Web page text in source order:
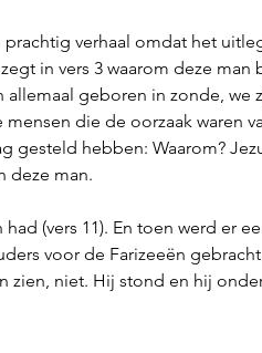
verhaal omdat het
in vers 3 waarom deze
geboren in zonde, we
die de oorzaak waren
gesteld hebben: Waarom?
deze man.
(vers 11). En toen werd er
voor de Farizeeën
zien, niet. Hij stond en hij